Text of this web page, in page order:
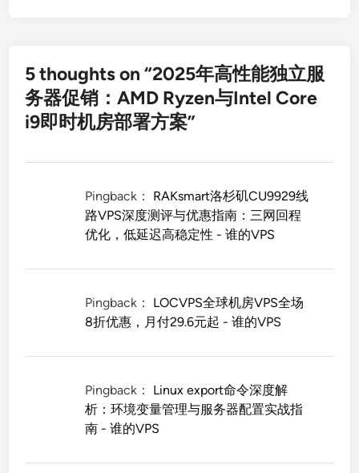
5 thoughts on “2025年高性能独立服
务器促销：AMD Ryzen与Intel Core
i9即时机房部署方案”
Pingback： RAKsmart洛杉矶CU9929线
路VPS深度测评与优惠指南：三网回程
优化，低延迟高稳定性 - 谁的VPS
Pingback： LOCVPS全球机房VPS全场
8折优惠，月付29.6元起 - 谁的VPS
Pingback： Linux export命令深度解
析：环境变量管理与服务器配置实战指
南 - 谁的VPS